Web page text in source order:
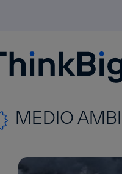
MEDIO